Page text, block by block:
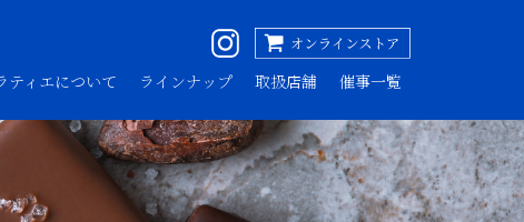
ティエについて ラインナップ 取扱店舗 催事一覧